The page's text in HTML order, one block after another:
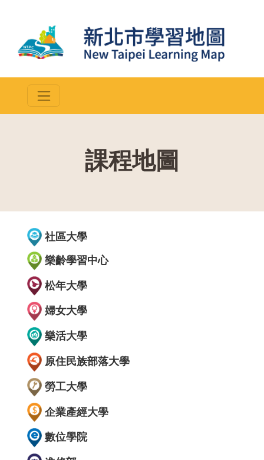
課程地圖
社區大學
樂齡學習中心
松年大學
婦女大學
樂活大學
原住民族部落大學
勞工大學
企業產經大學
數位學院